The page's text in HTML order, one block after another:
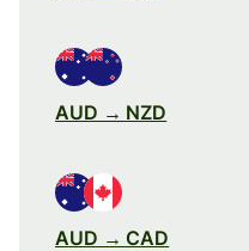
AUD → NZD
AUD → CAD